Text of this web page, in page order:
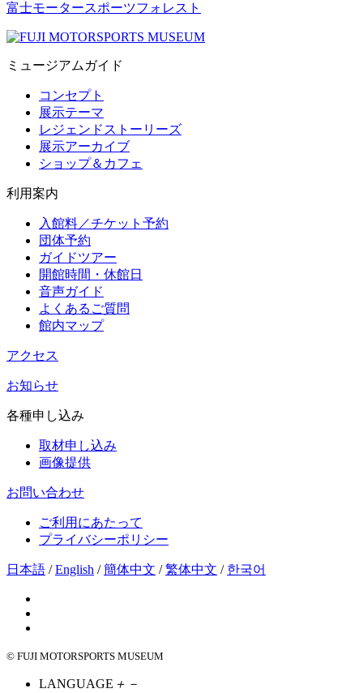
富士モータースポーツフォレスト
ミュージアムガイド
コンセプト
展示テーマ
レジェンドストーリーズ
展示アーカイブ
ショップ＆カフェ
利用案内
入館料／チケット予約
団体予約
ガイドツアー
開館時間・休館日
音声ガイド
よくあるご質問
館内マップ
アクセス
お知らせ
各種申し込み
取材申し込み
画像提供
お問い合わせ
ご利用にあたって
プライバシーポリシー
日本語 /English /簡体中文 /繁体中文 / 한국어
© FUJI MOTORSPORTS MUSEUM
LANGUAGE ＋ －